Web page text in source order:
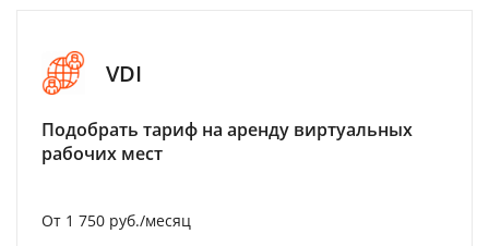
VDI
Подобрать тариф на аренду виртуальных
рабочих мест
От 1 750 руб./месяц